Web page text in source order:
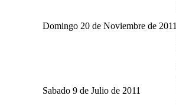
Domingo 20 de Noviembre de 2011
Sabado 9 de Julio de 2011